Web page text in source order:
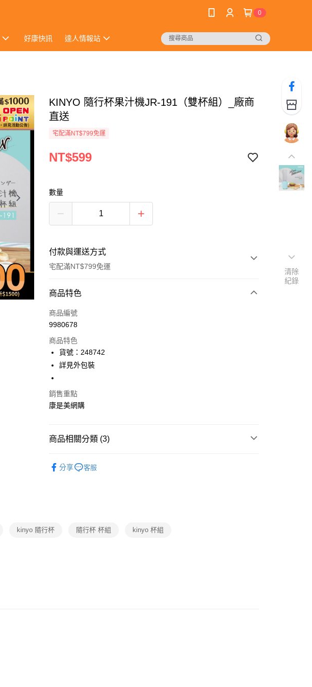
0
好康快訊 達人情報站
KINYO 隨行杯果汁機JR-191（雙杯組）_廠商
直送
宅配滿NT$799免運
NT$599
數量
付款與運送方式
宅配滿NT$799免運
付款方式
icash Pay
數位禮券
LINE Pay
街口支付
Google Pay
商品特色
商品編號
9980678
商品特色
貨號：248742
詳見外包裝
銷售重點
康是美網購
商品相關分類 (3)
分享 客服
kinyo 隨行杯 隨行杯 杯組 kinyo 杯組
清除
紀錄